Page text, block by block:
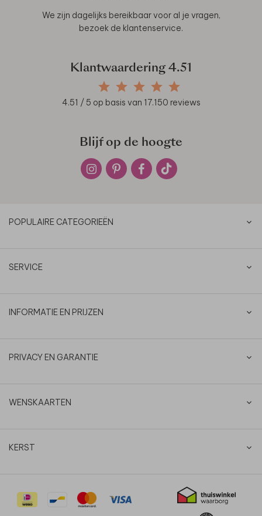
We zijn dagelijks bereikbaar voor al je vragen,
bezoek de klantenservice.
Klantwaardering 4.51
4.51 / 5 op basis van 17.150 reviews
Blijf op de hoogte
POPULAIRE CATEGORIEËN
SERVICE
INFORMATIE EN PRIJZEN
PRIVACY EN GARANTIE
WENSKAARTEN
KERST